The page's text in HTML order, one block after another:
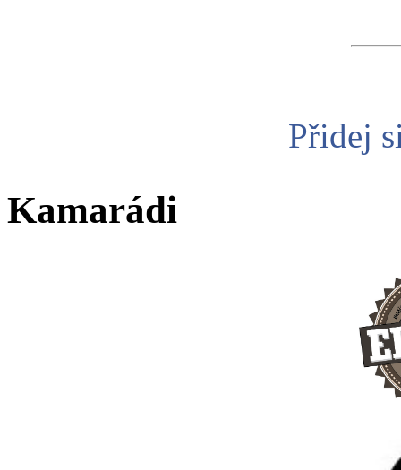
Přidej
Kamarádi